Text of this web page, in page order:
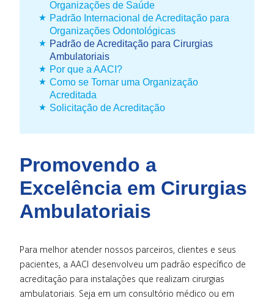
Organizações de Saúde
Padrão Internacional de Acreditação para
Organizações Odontológicas
Padrão de Acreditação para Cirurgias
Ambulatoriais
Por que a AACI?
Como se Tornar uma Organização
Acreditada
Solicitação de Acreditação
Promovendo a
Excelência em Cirurgias
Ambulatoriais
Para melhor atender nossos parceiros, clientes e seus
pacientes, a AACI desenvolveu um padrão específico de
acreditação para instalações que realizam cirurgias
ambulatoriais. Seja em um consultório médico ou em